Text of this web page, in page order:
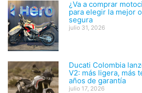
¿Va a comprar
para elegir la mejor
segura
julio 31, 2026
Ducati Colombia
V2: más ligera, más
años de garantía
julio 17, 2026